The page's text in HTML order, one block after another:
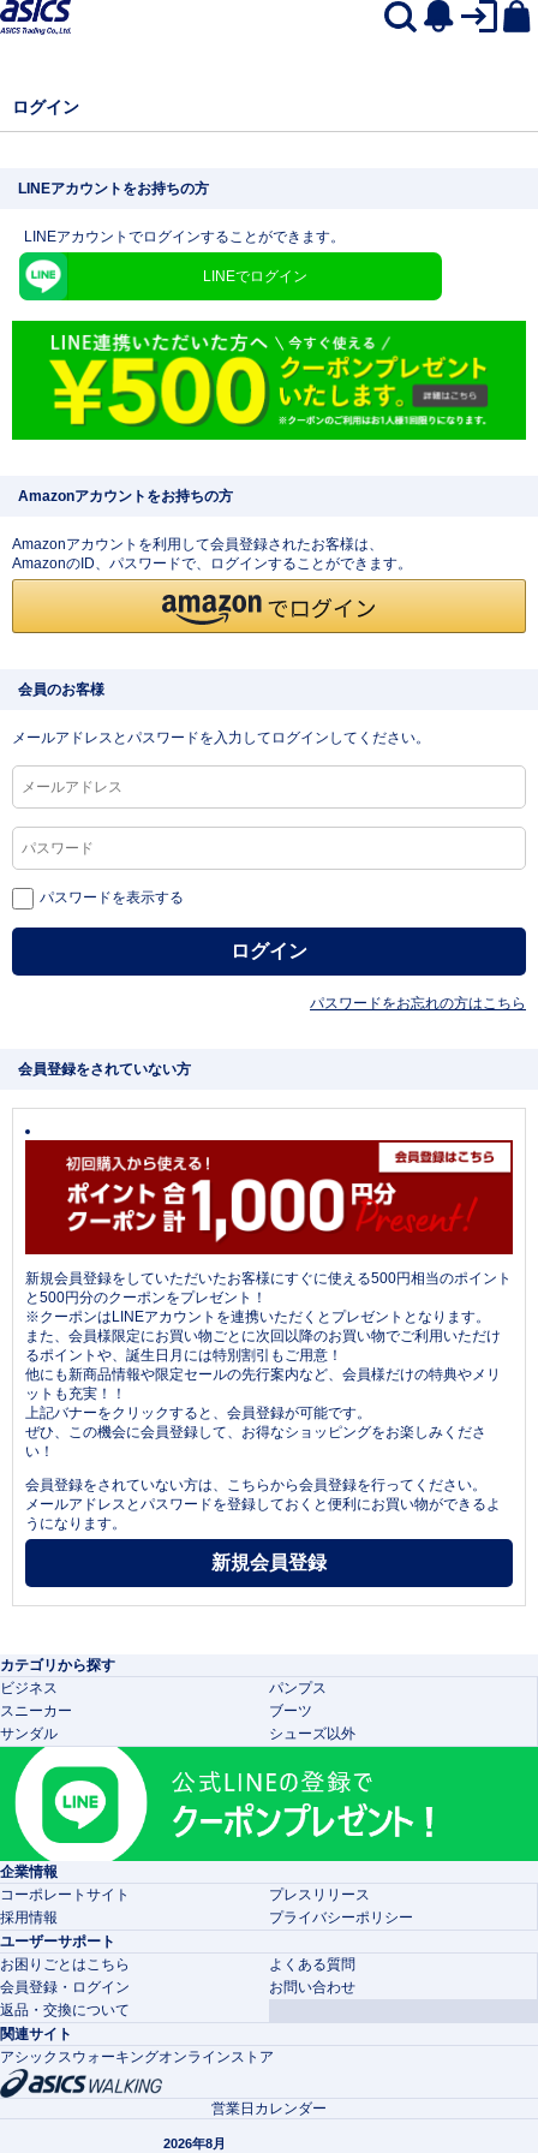
ログイン
LINEアカウントをお持ちの方
LINEアカウントでログインすることができます。
LINEでログイン
Amazonアカウントをお持ちの方
Amazonアカウントを利用して会員登録されたお客様は、
AmazonのID、パスワードで、ログインすることができます。
会員のお客様
メールアドレスとパスワードを入力してログインしてください。
パスワードを表示する
パスワードをお忘れの方はこちら
会員登録をされていない方
新規会員登録をしていただいたお客様にすぐに使える500円相当のポイント
と500円分のクーポンをプレゼント！
※クーポンはLINEアカウントを連携いただくとプレゼントとなります。
また、会員様限定にお買い物ごとに次回以降のお買い物でご利用いただけ
るポイントや、誕生日月には特別割引もご用意！
他にも新商品情報や限定セールの先行案内など、会員様だけの特典やメリ
ットも充実！！
上記バナーをクリックすると、会員登録が可能です。
ぜひ、この機会に会員登録して、お得なショッピングをお楽しみくださ
い！
会員登録をされていない方は、こちらから会員登録を行ってください。
メールアドレスとパスワードを登録しておくと便利にお買い物ができるよ
うになります。
カテゴリから探す
ビジネス
パンプス
スニーカー
ブーツ
サンダル
シューズ以外
企業情報
コーポレートサイト
プレスリリース
採用情報
プライバシーポリシー
ユーザーサポート
お困りごとはこちら
よくある質問
会員登録・ログイン
お問い合わせ
返品・交換について
関連サイト
アシックスウォーキングオンラインストア
営業日カレンダー
2026年8月